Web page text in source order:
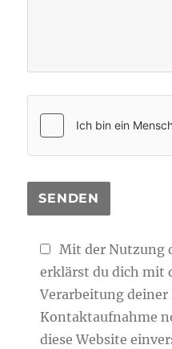
Mit der Nutzung
erklärst du dich mit
Verarbeitung deiner
Kontaktaufnahme
diese Website